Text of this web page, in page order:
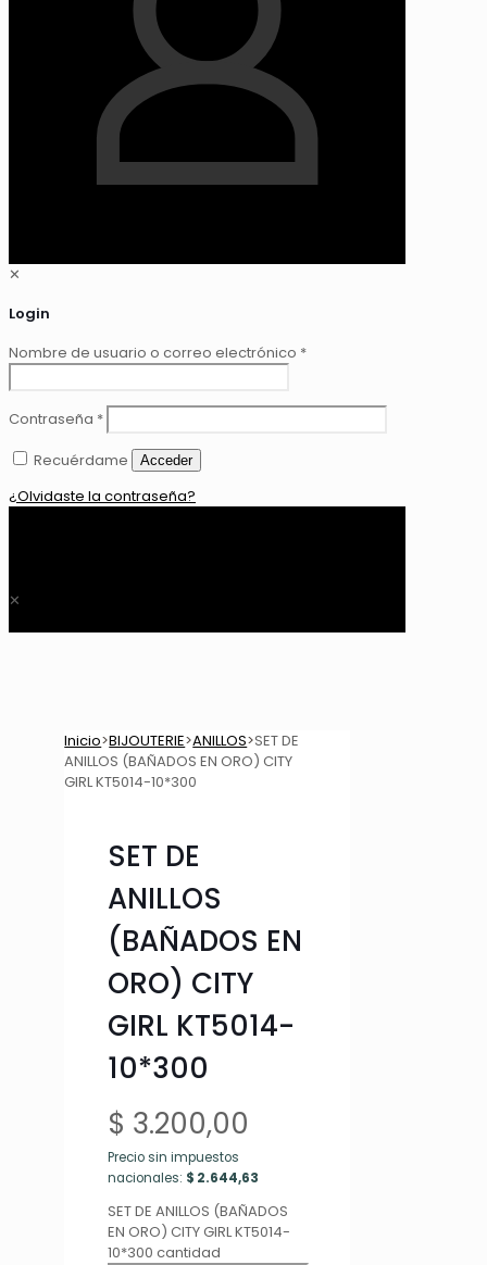
✕
Login
Nombre de usuario o correo electrónico *
Contraseña *
Recuérdame
Acceder
¿Olvidaste la contraseña?
✕
Inicio>BIJOUTERIE>ANILLOS>SET DE
ANILLOS (BAÑADOS EN ORO) CITY
GIRL KT5014-10*300
SET DE
ANILLOS
(BAÑADOS EN
ORO) CITY
GIRL KT5014-
10*300
$ 3.200,00
Precio sin impuestos
nacionales: $ 2.644,63
SET DE ANILLOS (BAÑADOS
EN ORO) CITY GIRL KT5014-
10*300 cantidad